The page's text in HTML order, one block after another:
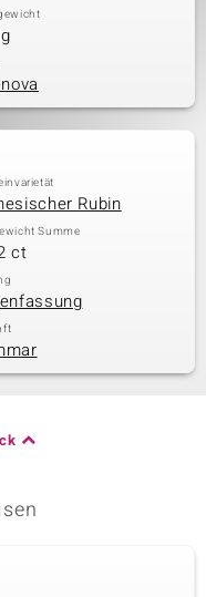
Rubin
Summe
ct